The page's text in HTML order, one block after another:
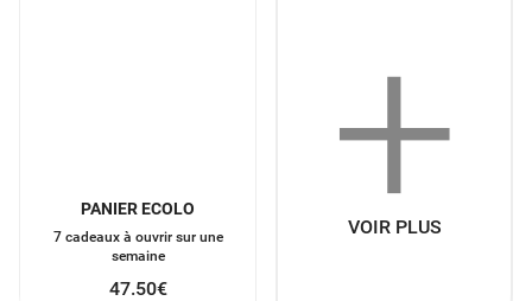
PANIER ECOLO
7 cadeaux à ouvrir sur une
semaine
47.50€
+
VOIR PLUS